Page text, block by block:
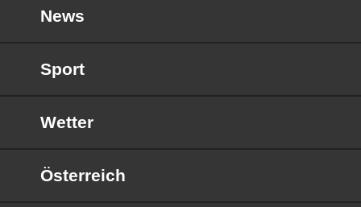
News
Sport
Wetter
Österreich